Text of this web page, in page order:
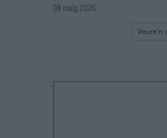
08 maig 2026
Veure'n